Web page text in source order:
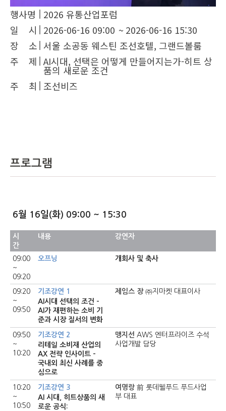
행사명
2026 유통산업포럼
일 시
2026-06-16 09:00 ~ 2026-06-16 15:30
장 소 서울 소공동 웨스틴 조선호텔, 그랜드볼룸
주 제 AI시대, 선택은 어떻게 만들어지는가-히트 상
품의 새로운 조건
주 최
조선비즈
프로그램
6월 16일(화) 09:00 ~ 15:30
시
간
내용 강연자
09:00
~
09:20
오프닝 개회사 및 축사
09:20
~
09:50
기조강연 1
AI시대 선택의 조건 -
AI가 재편하는 소비 기
준과 시장 질서의 변화
제임스 장㈜지마켓 대표이사
09:50
~
10:20
기조강연 2
리테일 소비재 산업의
AX 전략 인사이트 -
국내외 최신 사례를 중
심으로
맹지선 AWS 엔터프라이즈 수석
사업개발 담당
10:20
~
10:50
기조강연 3
AI 시대, 히트상품의 새
로운 공식:
여명랑 前 롯데웰푸드 푸드사업
부 대표